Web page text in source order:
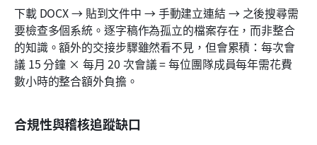
下載 DOCX → 貼到文件中 → 手動建立連結 → 之後搜尋需
要檢查多個系統。逐字稿作為孤立的檔案存在，而非整合
的知識。額外的交接步驟雖然看不見，但會累積：每次會
議 15 分鐘 × 每月 20 次會議 = 每位團隊成員每年需花費
數小時的整合額外負擔。
合規性與稽核追蹤缺口